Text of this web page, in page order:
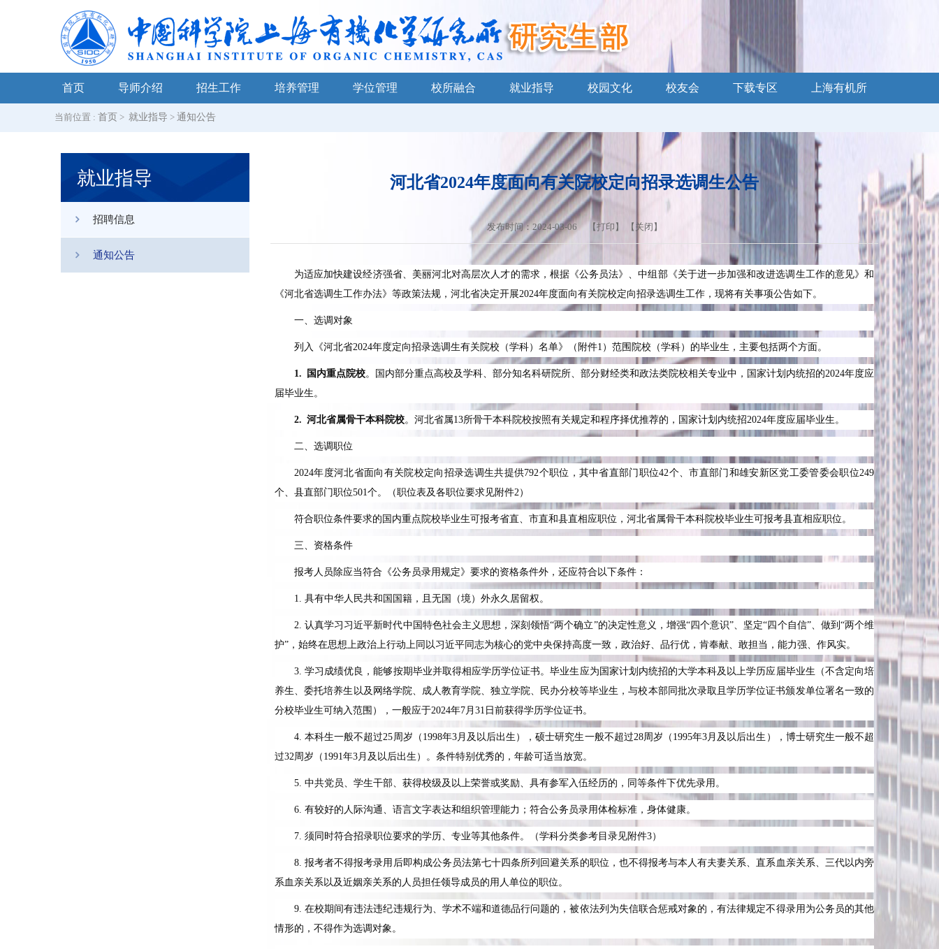
首页 导师介绍 招生工作 培养管理 学位管理 校所融合 就业指导 校园文化 校友会 下载专区 上海有机所
当前位置 : 首页 > 就业指导 > 通知公告
就业指导
招聘信息
通知公告
河北省2024年度面向有关院校定向招录选调生公告
发布时间：2024-03-06 【打印 】 【 关闭 】
为适应加快建设经济强省、美丽河北对高层次人才的需求，根据《公务员法》、中组部《关于进一步加强和改进选调生工作的意见》和
《河北省选调生工作办法》等政策法规，河北省决定开展2024年度面向有关院校定向招录选调生工作，现将有关事项公告如下。
一、选调对象
列入《河北省2024年度定向招录选调生有关院校（学科）名单》（附件1 ）范围院校（学科）的毕业生，主要包括两个方面。
1. 国内重点院校。国内部分重点高校及学科、部分知名科研院所、部分财经类和政法类院校相关专业中，国家计划内统招的2024年度应
届毕业生。
2. 河北省属骨干本科院校。河北省属13所骨干本科院校按照有关规定和程序择优推荐的，国家计划内统招2024年度应届毕业生。
二、选调职位
2024年度河北省面向有关院校定向招录选调生共提供792个职位，其中省直部门职位42个、市直部门和雄安新区党工委管委会职位249
个、县直部门职位501个。（职位表及各职位要求见附件2）
符合职位条件要求的国内重点院校毕业生可报考省直、市直和县直相应职位，河北省属骨干本科院校毕业生可报考县直相应职位。
三、资格条件
报考人员除应当符合《公务员录用规定》要求的资格条件外，还应符合以下条件：
1. 具有中华人民共和国国籍，且无国（境）外永久居留权。
2.认真学习习近平新时代中国特色社会主义思想，深刻领悟“两个确立”的决定性意义，增强“四个意识”、坚定“四个自信”、做到“两个维
护”，始终在思想上政治上行动上同以习近平同志为核心的党中央保持高度一致，政治好、品行优，肯奉献、敢担当，能力强、作风实。
3.学习成绩优良，能够按期毕业并取得相应学历学位证书。毕业生应为国家计划内统招的大学本科及以上学历应届毕业生（不含定向培
养生、委托培养生以及网络学院、成人教育学院、独立学院、民办分校等毕业生，与校本部同批次录取且学历学位证书颁发单位署名一致的
分校毕业生可纳入范围），一般应于2024年7月 31 日前获得学历学位证书。
4.本科生一般不超过25周岁（ 1998年3月及以后出生），硕士研究生一般不超过28周岁（ 1995年3月及以后出生），博士研究生一般不超
过32周岁（ 1991年3月及以后出生）。条件特别优秀的，年龄可适当放宽。
5. 中共党员、学生干部、获得校级及以上荣誉或奖励、具有参军入伍经历的，同等条件下优先录用。
6. 有较好的人际沟通、语言文字表达和组织管理能力；符合公务员录用体检标准，身体健康。
7. 须同时符合招录职位要求的学历、专业等其他条件。（学科分类参考目录见附件3）
8.报考者不得报考录用后即构成公务员法第七十四条所列回避关系的职位，也不得报考与本人有夫妻关系、直系血亲关系、三代以内旁
系血亲关系以及近姻亲关系的人员担任领导成员的用人单位的职位。
9.在校期间有违法违纪违规行为、学术不端和道德品行问题的，被依法列为失信联合惩戒对象的，有法律规定不得录用为公务员的其他
情形的，不得作为选调对象。